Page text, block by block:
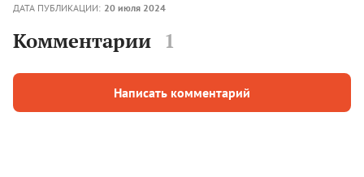
ДАТА ПУБЛИКАЦИИ: 20 июля 2024
Комментарии 1
Написать комментарий